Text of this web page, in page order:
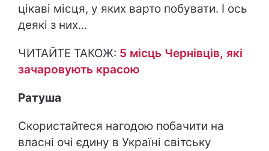
цікаві місця, у яких варто побувати. І ось
деякі з них...
ЧИТАЙТЕ ТАКОЖ: 5 місць Чернівців, які
зачаровують красою
Ратуша
Скористайтеся нагодою побачити на
власні очі єдину в Україні світську